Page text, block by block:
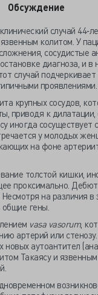
Обсуждение
случай
колитом. У
сосудистые
диагноза, и
случай
проявлениями.
крупных сосудов,
приводя к
иногда
у молодых
на фоне
толстой кишки,
проксимально.
на различия
общие гены.
vasa vasorum,
артерий или
новых аутоантител
Такаясу и